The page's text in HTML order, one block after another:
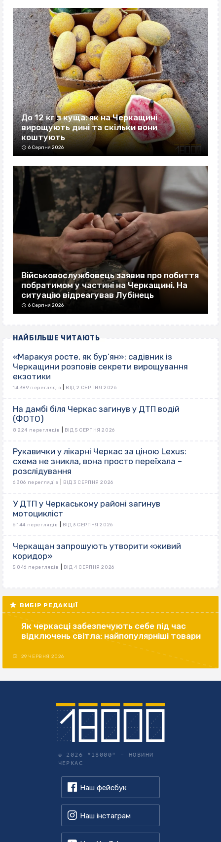
До 12 кг з куща: як на Черкащині
вирощують дині та скільки вони
коштують
6 Серпня 2026
Військовослужбовець заявив про побиття
побратимом у частині на Черкащині. На
ситуацію відреагував Лубінець
6 Серпня 2026
НАЙБІЛЬШЕ ЧИТАЮТЬ
«Маракуя росте, як бур’ян»: садівник із
Черкащини розповів секрети вирощування
екзотики
14 389 переглядів ВІД 2 СЕРПНЯ 2026
На дамбі біля Черкас загинув у ДТП водій
(ФОТО)
8 224 переглядів ВІД 5 СЕРПНЯ 2026
Рукавички у лікарні Черкас за ціною Lexus:
схема не зникла, вона просто переїхала –
розслідування
6 306 переглядів ВІД 3 СЕРПНЯ 2026
У ДТП у Черкаському районі загинув
мотоцикліст
6 144 переглядів ВІД 3 СЕРПНЯ 2026
Черкащан запрошують утворити «живий
коридор»
5 846 переглядів ВІД 4 СЕРПНЯ 2026
ВИБІР РЕДАКЦІЇ
Як черкасці забезпечують себе під час
відключень світла: найпопулярніші товари
29 ЧЕРВНЯ 2026
© 2026 "18000" – НОВИНИ
ЧЕРКАС
Наш фейсбук
Наш інстаграм